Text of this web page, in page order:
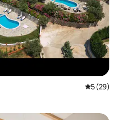
5 de uma
5 (29)